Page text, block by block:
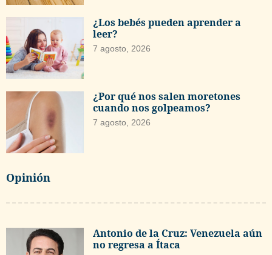
¿Los bebés pueden aprender a
leer?
7 agosto, 2026
¿Por qué nos salen moretones
cuando nos golpeamos?
7 agosto, 2026
Opinión
Antonio de la Cruz: Venezuela aún
no regresa a Ítaca